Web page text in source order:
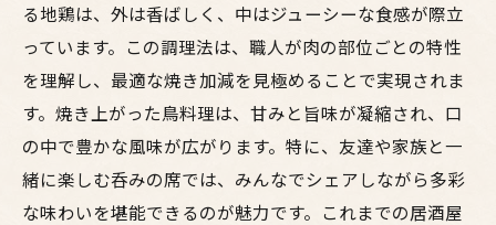
る地鶏は、外は香ばしく、中はジューシーな食感が際立
っています。この調理法は、職人が肉の部位ごとの特性
を理解し、最適な焼き加減を見極めることで実現されま
す。焼き上がった鳥料理は、甘みと旨味が凝縮され、口
の中で豊かな風味が広がります。特に、友達や家族と一
緒に楽しむ呑みの席では、みんなでシェアしながら多彩
な味わいを堪能できるのが魅力です。これまでの居酒屋